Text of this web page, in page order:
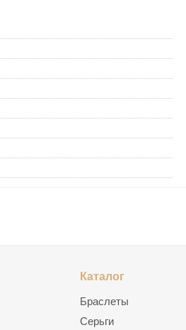
Каталог
Браслеты
Серьги